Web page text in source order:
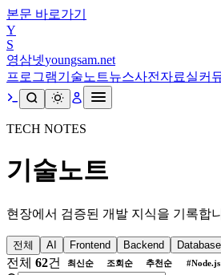
본문 바로가기
Y
S
영삼넷youngsam.net
프로그램기술노트뉴스사전 자료실커
TECH NOTES
기술노트
현장에서 검증된 개발 지식을 기록합
전체 AI Frontend Backend Database
전체 62건 최신순 조회순 추천순 #Node.js